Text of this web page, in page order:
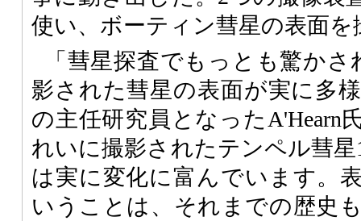
使い、ボーティン彗星の表面を
「彗星探査でもっとも驚か
影された彗星の表面が実に多
の主任研究員となったA'Hearn
れいに撮影されたテンペル彗
は実に変化に富んでいます。
いうことは、それまでの歴史